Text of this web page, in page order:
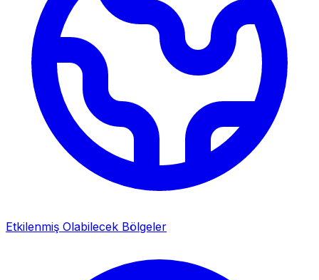
Etkilenmiş Olabilecek Bölgeler